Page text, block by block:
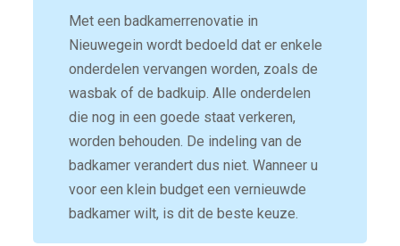
Met een badkamerrenovatie in
Nieuwegein wordt bedoeld dat er enkele
onderdelen vervangen worden, zoals de
wasbak of de badkuip. Alle onderdelen
die nog in een goede staat verkeren,
worden behouden. De indeling van de
badkamer verandert dus niet. Wanneer u
voor een klein budget een vernieuwde
badkamer wilt, is dit de beste keuze.